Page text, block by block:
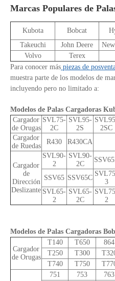
Marcas Populares de
Kubota Bobcat
Takeuchi
John Deere
Volvo
Terex
Para conocer más piezas de
muestra parte de los modelos de
incluyendo pero no limitado a:
Modelos de Palas Cargadoras
Cargador
de Orugas
SVL75-
2C
SVL95-
2S
2SC
Cargador
de Ruedas
R430 R430CA
Cargador
de
Dirección
Deslizante
SVL90-
2
SVL90-
2C
SSV65 SSV65C
3
SVL65-
2
SVL65-
2C
2
Modelos de Palas Cargadoras
Cargador
de Orugas
T140 T650 864
T250
T300
T740
T750
751 753 763